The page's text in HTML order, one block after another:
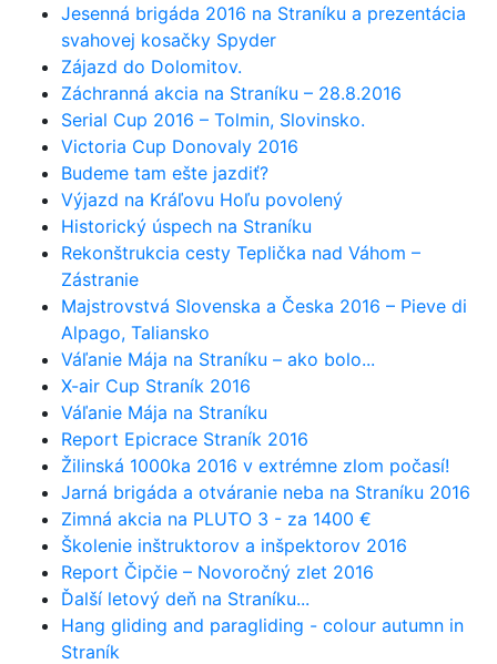
Jesenná brigáda 2016 na Straníku a prezentácia
svahovej kosačky Spyder
Zájazd do Dolomitov.
Záchranná akcia na Straníku – 28.8.2016
Serial Cup 2016 – Tolmin, Slovinsko.
Victoria Cup Donovaly 2016
Budeme tam ešte jazdiť?
Výjazd na Kráľovu Hoľu povolený
Historický úspech na Straníku
Rekonštrukcia cesty Teplička nad Váhom –
Zástranie
Majstrovstvá Slovenska a Česka 2016 – Pieve di
Alpago, Taliansko
Váľanie Mája na Straníku – ako bolo...
X-air Cup Straník 2016
Váľanie Mája na Straníku
Report Epicrace Straník 2016
Žilinská 1000ka 2016 v extrémne zlom počasí!
Jarná brigáda a otváranie neba na Straníku 2016
Zimná akcia na PLUTO 3 - za 1400 €
Školenie inštruktorov a inšpektorov 2016
Report Čipčie – Novoročný zlet 2016
Ďalší letový deň na Straníku...
Hang gliding and paragliding - colour autumn in
Straník